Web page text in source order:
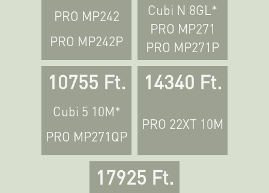
PRO MP242
PRO MP242P
Cubi N 8GL*
PRO MP271
PRO MP271P
10755 Ft.
Cubi 5 10M*
PRO MP271QP
14340 Ft.
PRO 22XT 10M
17925 Ft.